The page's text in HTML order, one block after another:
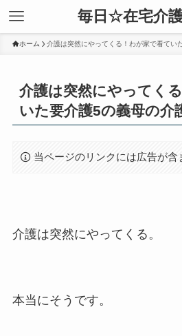
毎日☆在宅介護
ホーム 介護は突然にやってくる！わが家で看てい
介護は突然にやってく
いた要介護5の義母の介
当ページのリンクには広告が含
介護は突然にやってくる。
本当にそうです。